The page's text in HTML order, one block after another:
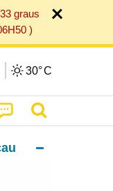
graus
)
30°C